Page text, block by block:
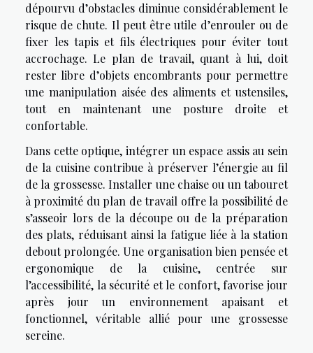
dépourvu d’obstacles diminue considérablement le
risque de chute. Il peut être utile d’enrouler ou de
fixer les tapis et fils électriques pour éviter tout
accrochage. Le plan de travail, quant à lui, doit
rester libre d’objets encombrants pour permettre
une manipulation aisée des aliments et ustensiles,
tout en maintenant une posture droite et
confortable.
Dans cette optique, intégrer un espace assis au sein
de la cuisine contribue à préserver l’énergie au fil
de la grossesse. Installer une chaise ou un tabouret
à proximité du plan de travail offre la possibilité de
s’asseoir lors de la découpe ou de la préparation
des plats, réduisant ainsi la fatigue liée à la station
debout prolongée. Une organisation bien pensée et
ergonomique de la cuisine, centrée sur
l’accessibilité, la sécurité et le confort, favorise jour
après jour un environnement apaisant et
fonctionnel, véritable allié pour une grossesse
sereine.